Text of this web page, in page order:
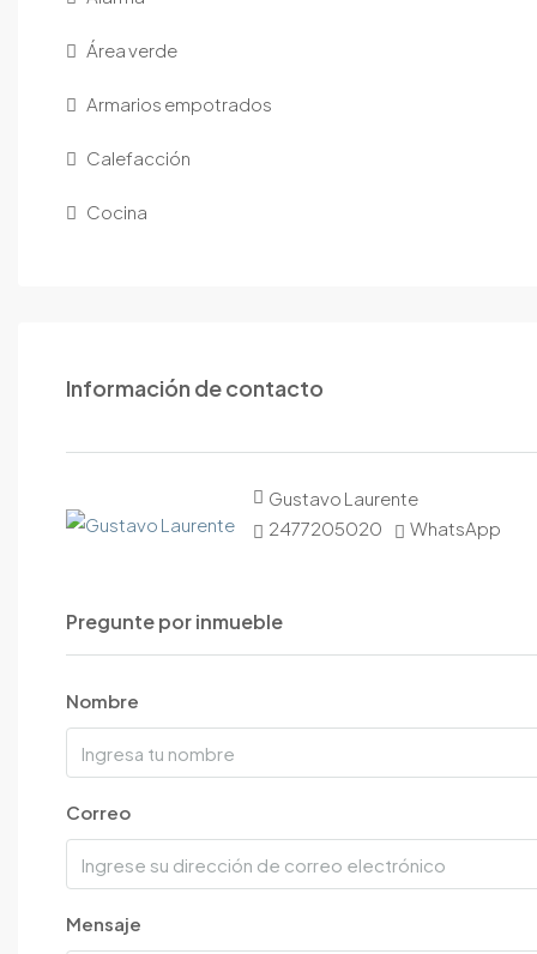
Área verde
Armarios empotrados
Calefacción
Cocina
Información de contacto
Gustavo Laurente
2477205020
WhatsApp
Pregunte por inmueble
Nombre
Correo
Mensaje